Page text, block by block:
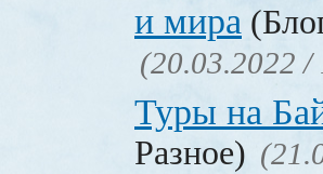
и мира
(20.03.2022 /
Туры на
Разное)